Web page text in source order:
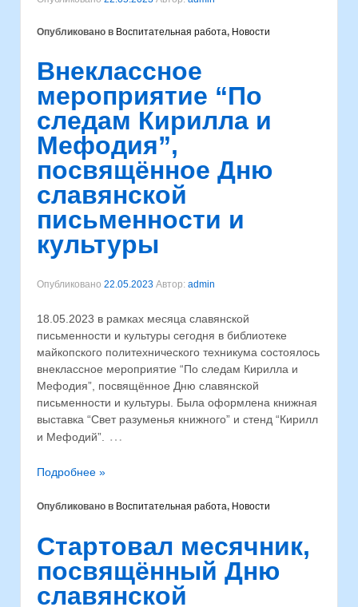
Опубликовано в Воспитательная работа, Новости
Внеклассное
мероприятие “По
следам Кирилла и
Мефодия”,
посвящённое Дню
славянской
письменности и
культуры
Опубликовано 22.05.2023 Автор: admin
18.05.2023 в рамках месяца славянской
письменности и культуры сегодня в библиотеке
майкопского политехнического техникума состоялось
внеклассное мероприятие “По следам Кирилла и
Мефодия”, посвящённое Дню славянской
письменности и культуры. Была оформлена книжная
выставка “Свет разуменья книжного” и стенд “Кирилл
и Мефодий”. …
Подробнее »
Опубликовано в Воспитательная работа, Новости
Стартовал месячник,
посвящённый Дню
славянской